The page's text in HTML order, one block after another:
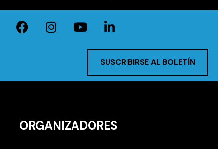
SUSCRIBIRSE AL BOLETÍN
ORGANIZADORES